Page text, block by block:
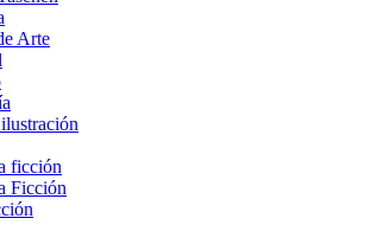
Arte
ficción
Ficción